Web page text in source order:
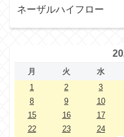
ネーザルハイフロー
月 火 水
1
2 3
8
9 10
15
16 17
22
23 24